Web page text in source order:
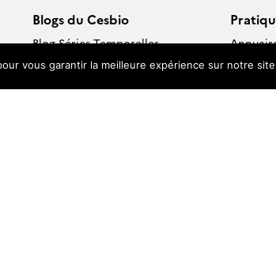
Blogs du Cesbio
Blog Séries Temporelles
AgriCarbon-EO
Blog SMOS
Pages
Centre
vous garantir la meilleure expérience sur notre